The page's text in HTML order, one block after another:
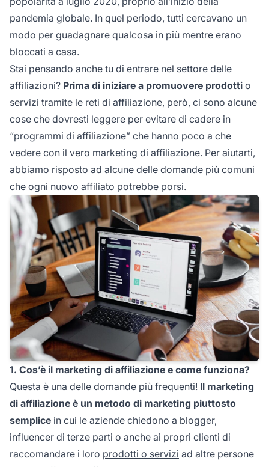
pandemia globale. In quel periodo, tutti cercavano un
modo per guadagnare qualcosa in più mentre erano
bloccati a casa.
Stai pensando anche tu di entrare nel settore delle
affiliazioni? Prima di iniziare a promuovere prodotti o
servizi tramite le reti di affiliazione, però, ci sono alcune
cose che dovresti leggere per evitare di cadere in
“programmi di affiliazione” che hanno poco a che
vedere con il vero marketing di affiliazione. Per aiutarti,
abbiamo risposto ad alcune delle domande più comuni
che ogni nuovo affiliato potrebbe porsi.
1. Cos’è il marketing di affiliazione e come funziona?
Questa è una delle domande più frequenti! Il marketing
di affiliazione è un metodo di marketing piuttosto
semplice in cui le aziende chiedono a blogger,
influencer di terze parti o anche ai propri clienti di
raccomandare i loro prodotti o servizi ad altre persone